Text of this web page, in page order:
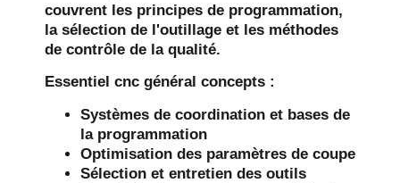
couvrent les principes de programmation,
la sélection de l'outillage et les méthodes
de contrôle de la qualité.
Essentiel cnc général concepts :
Systèmes de coordination et bases de
la programmation
Optimisation des paramètres de coupe
Sélection et entretien des outils